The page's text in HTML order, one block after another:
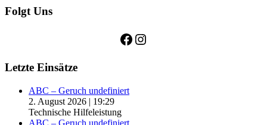
Folgt Uns
Facebook
Instagram
Letzte Einsätze
ABC – Geruch undefiniert
2. August 2026 | 19:29
Technische Hilfeleistung
ABC – Geruch undefiniert